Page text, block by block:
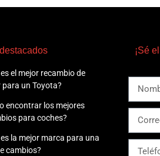
el mejor recambio de
para un Toyota?
encontrar los mejores
para coches?
la mejor marca para una
cambios?
¡Sé